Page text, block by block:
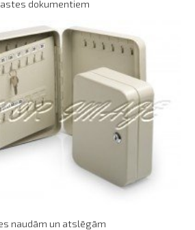
dokumentiem
naudām un atslēgām